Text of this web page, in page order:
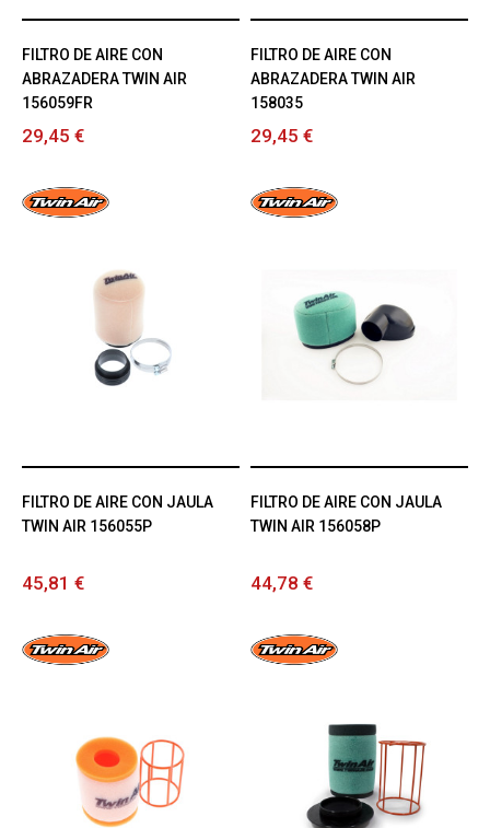
FILTRO DE AIRE CON
ABRAZADERA TWIN AIR
156059FR
29,45 €
FILTRO DE AIRE CON
ABRAZADERA TWIN AIR
158035
29,45 €
FILTRO DE AIRE CON JAULA
TWIN AIR 156055P
45,81 €
FILTRO DE AIRE CON JAULA
TWIN AIR 156058P
44,78 €